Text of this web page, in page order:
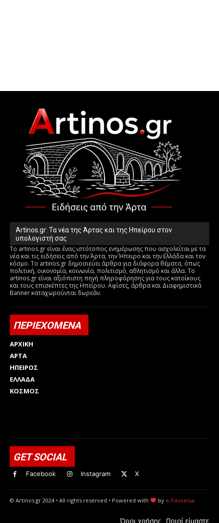
Artinos.gr: Τα νέα της Άρτας και της Ηπείρου στον
υπολογιστή σας
Το artinos.gr είναι ένας ιστότοπος ενημέρωσης που ασχολείται με τα
νέα και τις ειδήσεις από την Άρτα, την Ήπειρο και την Ελλάδα και τον
κόσμο. Το artinos.gr δημοσιεύει άρθρα για διάφορα θέματα, όπως
πολιτική, οικονομία, κοινωνία, πολιτισμό, αθλητισμό και άλλα. Το
artinos.gr είναι αξιόπιστη πηγή πληροφόρησης για τους κατοίκους
και τους επισκέπτες της Ηπείρου. Αφίσες, άρθρα και Διαφημιστικά
Banner καταχωρούνται δωρεάν.
ΠΕΡΙΕΧΟΜΕΝΑ
ΑΡΧΙΚΗ
ΑΡΤΑ
ΗΠΕΙΡΟΣ
ΕΛΛΑΔΑ
ΚΟΣΜΟΣ
GET SOCIAL
Facebook Instagram X
© Artinos.gr 2024 • All rights reserved • Powered with by e-Filoxenia
Όροι χρήσης Ποιοί είμαστε